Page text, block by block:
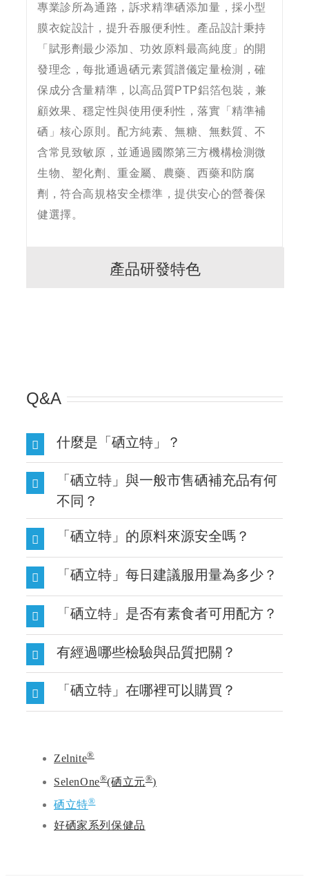
專業診所為通路，訴求精準硒添加量，採小型
膜衣錠設計，提升吞服便利性。產品設計秉持
「賦形劑最少添加、功效原料最高純度」的開
發理念，每批通過硒元素質譜儀定量檢測，確
保成分含量精準，以高品質PTP鋁箔包裝，兼
顧效果、穩定性與使用便利性，落實「精準補
硒」核心原則。配方純素、無糖、無麩質、不
含常見致敏原，並通過國際第三方機構檢測微
生物、塑化劑、重金屬、農藥、西藥和防腐
劑，符合高規格安全標準，提供安心的營養保
健選擇。
產品研發特色
Q&A
什麼是「硒立特」？
「硒立特」與一般市售硒補充品有何
不同？
「硒立特」的原料來源安全嗎？
「硒立特」每日建議服用量為多少？
「硒立特」是否有素食者可用配方？
有經過哪些檢驗與品質把關？
「硒立特」在哪裡可以購買？
Zelnite®
SelenOne®(硒立元®)
硒立特®
好硒家系列保健品